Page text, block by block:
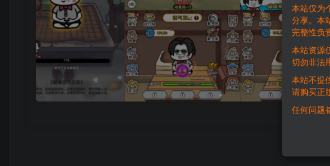
本站仅为
分享。本
完整性负
本站资源
切勿非法
本站不提
请购买正
任何问题